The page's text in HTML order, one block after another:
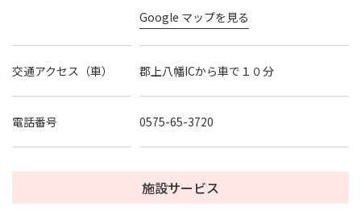
Google マップを見る
交通アクセス（車） 郡上八幡ICから車で１０分
電話番号 0575-65-3720
施設サービス